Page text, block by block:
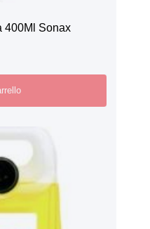
400Ml Sonax